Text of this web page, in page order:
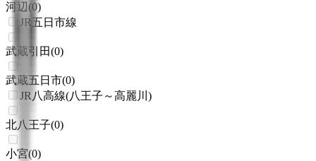
河辺(0)
JR五日市線
武蔵引田(0)
武蔵五日市(0)
JR八高線(八王子～高麗川)
北八王子(0)
小宮(0)